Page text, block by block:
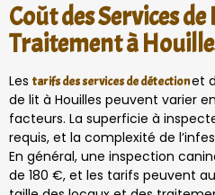
Coût des Services
Traitement à
Les tarifs des services de détectionet
de lit à Houilles peuvent varier
facteurs. La superficie à
requis, et la complexité de
En général, une inspection
de 180 €, et les tarifs peuvent